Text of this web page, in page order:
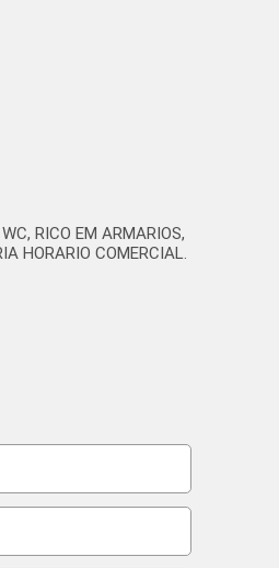
RICO EM ARMARIOS,
HORARIO COMERCIAL.